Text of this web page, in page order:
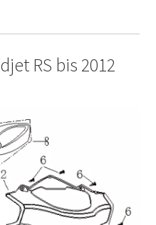
RS bis 2012